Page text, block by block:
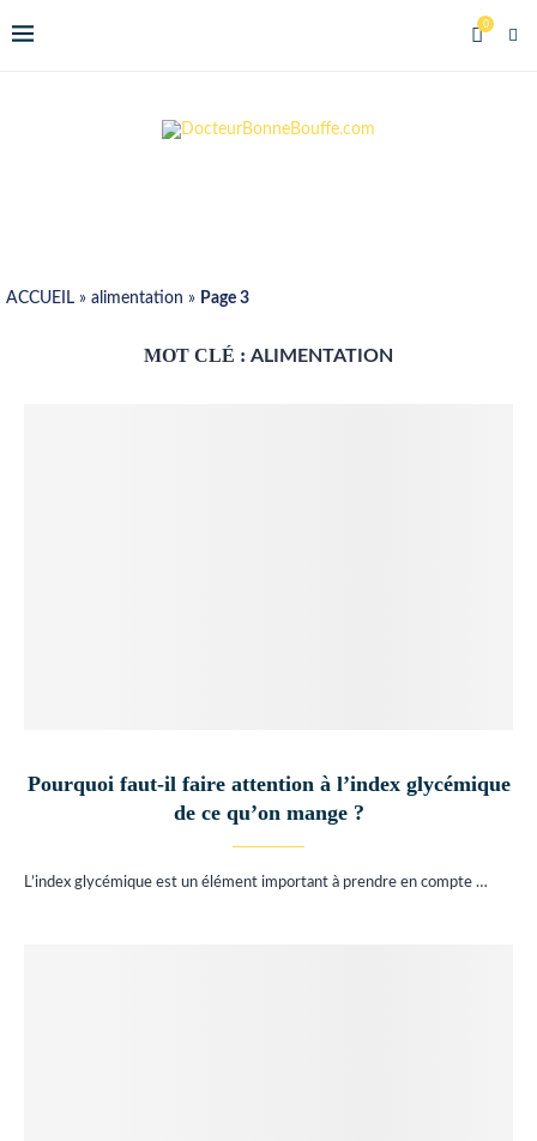
0
ACCUEIL » alimentation » Page 3
MOT CLÉ : ALIMENTATION
Pourquoi faut-il faire attention à l’index glycémique
de ce qu’on mange ?
L’index glycémique est un élément important à prendre en compte …